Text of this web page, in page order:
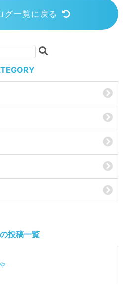
グ一覧に戻る
投稿一覧